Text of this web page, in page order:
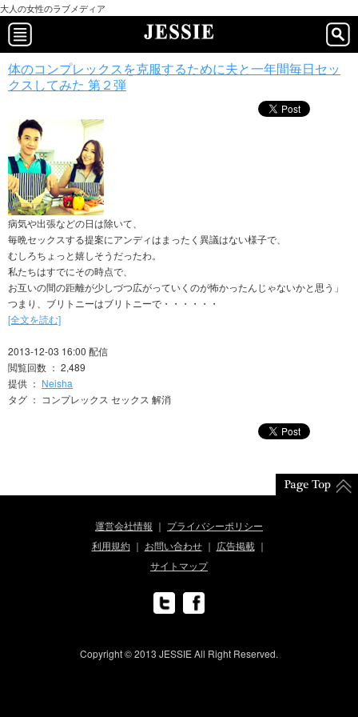
大人の女性のラブメディア
体のコンプレックスを克服するために夫と一年間毎日セッ
クスしてみた 第２弾
病気や出張などの日は除いて、
毎晩セックスする提案にアンディはまったく異議はない様子で、
むしろちょっと嬉しそうだったわ。
私たちはすでにその時点で、
お互いの間の距離が少しづつ広がっていくのが怖かったんじゃないかと思う」
つまり、ブリトニーはブリトニーで・・・・・・
[全文を読む]
2013-12-03 16:00 配信
閲覧回数 ： 2,489
提供 ： Neisha
タグ ： コンプレックス セックス 解消
運営会社情報
プライバシーポリシー
利用規約
お問い合わせ
広告掲載
サイトマップ
Copyright © 2013 JESSIE All Right Reserved.